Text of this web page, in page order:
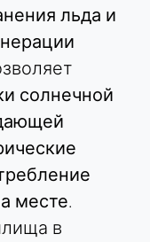
льда и
солнечной
месте.
в
как
повышения